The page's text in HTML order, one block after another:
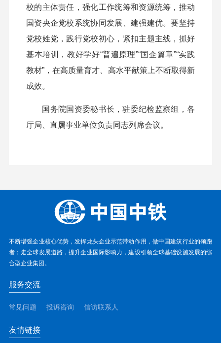
校的主体责任，强化工作统筹和资源统筹，推动
国资央企党校系统协同发展、建强建优。要坚持
党校姓党，践行党校初心，紧扣主题主线，抓好
基本培训，教好学好“普遍原理”“国企篇章”“实践
教材”，在高质量育才、高水平献策上不断取得新
成效。
国务院国资委秘书长，驻委纪检监察组，各
厅局、直属事业单位负责同志列席会议。
不断增强企业核心优势，发挥龙头企业示范带动作用，做中国建筑行业的领跑
者；走全球发展道路，提升企业国际影响力，建设引领全球基础设施发展的综
合型企业集团。
服务交流
常见问题 投诉咨询 信访联系人
友情链接